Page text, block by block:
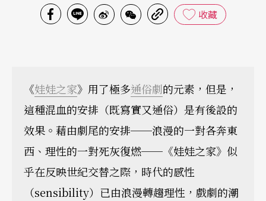
收藏
《娃娃之家》用了極多通俗劇的元素，但是，
這種混血的安排（既寫實又通俗）是有後設的
效果。藉由劇尾的安排──浪漫的一對各奔東
西、理性的一對死灰復燃──《娃娃之家》似
乎在反映世紀交替之際，時代的感性
（sensibility）已由浪漫轉趨理性，戲劇的潮